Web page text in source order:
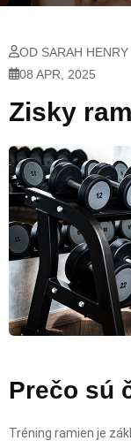
OD SARAH HENRY
08 APR, 2025
Zisky
Prečo sú
Tréning ramien je